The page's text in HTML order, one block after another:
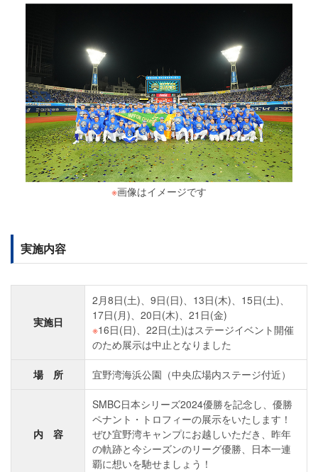
※画像はイメージです
実施内容
実施日
2月8日(土)、9日(日)、13日(木)、15日(土)、
17日(月)、20日(木)、21日(金)
※16日(日)、22日(土)はステージイベント開催
のため展示は中止となりました
場 所 宜野湾海浜公園（中央広場内ステージ付近）
内 容
SMBC日本シリーズ2024優勝を記念し、優勝
ペナント・トロフィーの展示をいたします！
ぜひ宜野湾キャンプにお越しいただき、昨年
の軌跡と今シーズンのリーグ優勝、日本一連
覇に想いを馳せましょう！